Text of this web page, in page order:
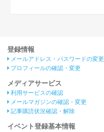
登録情報
メールアドレス・パスワードの変更
プロフィールの確認・変更
メディアサービス
利用サービスの確認
メールマガジンの確認・変更
記事購読状況確認・解除
イベント登録基本情報